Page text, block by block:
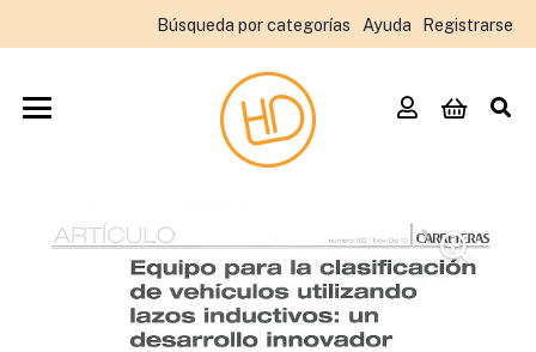
Búsqueda por categorías Ayuda Registrarse